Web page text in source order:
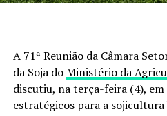
sensação de desconexão com
“Você saía para almoçar e não
era primavera ou qual era o
incomodava”, relata.
A 71ª Reunião da Câmara
da Soja doMinistério da
discutiu, na terça-feira (4),
estratégicos para a